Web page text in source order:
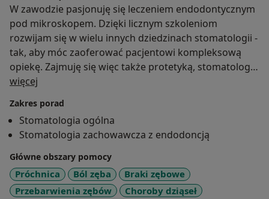
W zawodzie pasjonuję się leczeniem endodontycznym
pod mikroskopem. Dzięki licznym szkoleniom
rozwijam się w wielu innych dziedzinach stomatologii -
tak, aby móc zaoferować pacjentowi kompleksową
opiekę. Zajmuję się więc także protetyką, stomatologią
zachowawczą oraz drobną chirurgią.
o jak największe zachowanie tkanek własnych.
więcej
Zakres porad
Stomatologia ogólna
Stomatologia zachowawcza z endodoncją
Główne obszary pomocy
Próchnica Ból zęba
Braki zębowe
Przebarwienia zębów
Choroby dziąseł